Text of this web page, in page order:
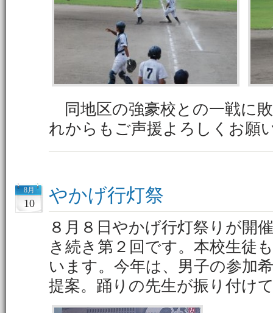
同地区の強豪校との一戦に
れからもご声援よろしくお願
8月
10 やかげ行灯祭
８月８日やかげ行灯祭りが開
き続き第２回です。本校生徒
います。今年は、男子の参加
提案。踊りの先生が振り付け